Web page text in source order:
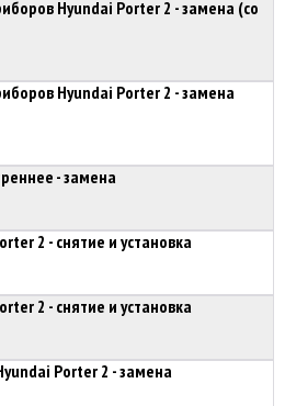
Hyundai Porter 2 - замена (со
Hyundai Porter 2 - замена
- замена
2 - снятие и установка
2 - снятие и установка
Porter 2 - замена